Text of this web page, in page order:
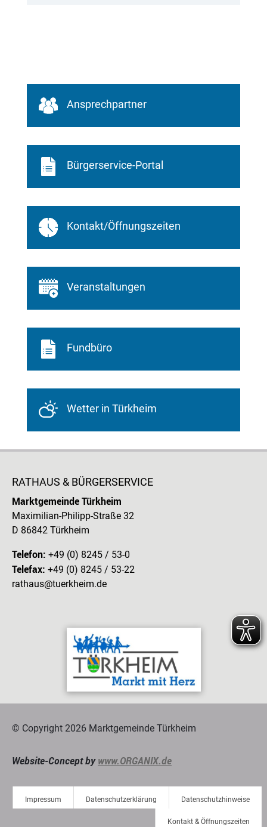
Ansprechpartner
Bürgerservice-Portal
Kontakt/Öffnungszeiten
Veranstaltungen
Fundbüro
Wetter in Türkheim
RATHAUS & BÜRGERSERVICE
Marktgemeinde Türkheim
Maximilian-Philipp-Straße 32
D 86842 Türkheim
Telefon: +49 (0) 8245 / 53-0
Telefax: +49 (0) 8245 / 53-22
rathaus@tuerkheim.de
© Copyright 2026 Marktgemeinde Türkheim
Website-Concept bywww.ORGANIX.de
Impressum Datenschutzerklärung Datenschutzhinweise
Kontakt & Öffnungszeiten